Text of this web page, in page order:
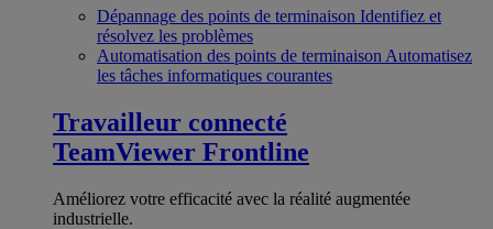
Dépannage des points de terminaison Identifiez et
résolvez les problèmes
Automatisation des points de terminaison Automatisez
les tâches informatiques courantes
Travailleur connecté
TeamViewer Frontline
Améliorez votre efficacité avec la réalité augmentée
industrielle.